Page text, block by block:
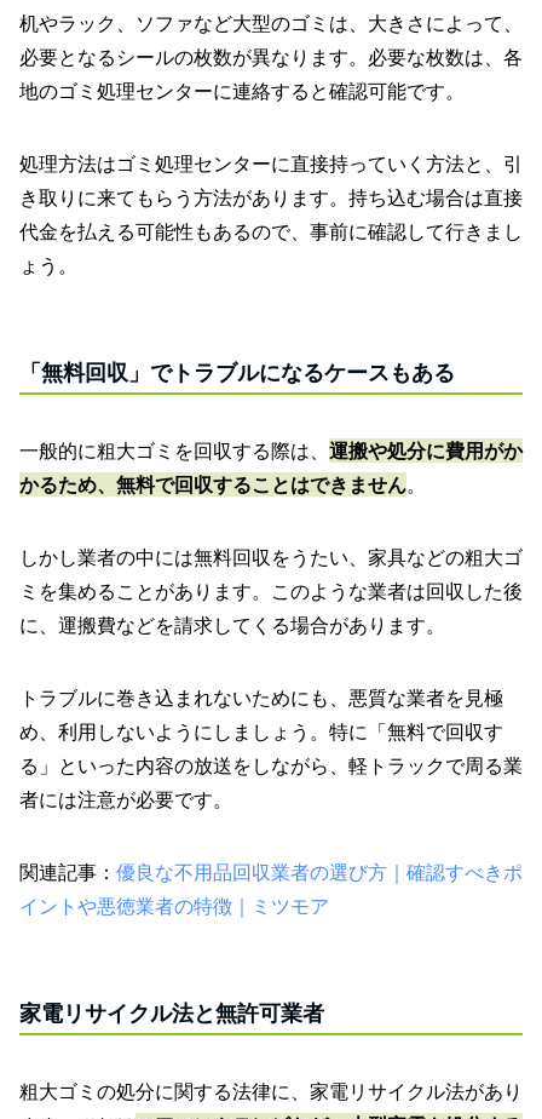
机やラック、ソファなど大型のゴミは、大きさによって、
必要となるシールの枚数が異なります。必要な枚数は、各
地のゴミ処理センターに連絡すると確認可能です。
処理方法はゴミ処理センターに直接持っていく方法と、引
き取りに来てもらう方法があります。持ち込む場合は直接
代金を払える可能性もあるので、事前に確認して行きまし
ょう。
「無料回収」でトラブルになるケースもある
一般的に粗大ゴミを回収する際は、 運搬や処分に費用がか
かるため、無料で回収することはできません。
しかし業者の中には無料回収をうたい、家具などの粗大ゴ
ミを集めることがあります。このような業者は回収した後
に、運搬費などを請求してくる場合があります。
トラブルに巻き込まれないためにも、悪質な業者を見極
め、利用しないようにしましょう。特に「無料で回収す
る」といった内容の放送をしながら、軽トラックで周る業
者には注意が必要です。
関連記事： 優良な不用品回収業者の選び方｜確認すべきポ
イントや悪徳業者の特徴｜ミツモア
家電リサイクル法と無許可業者
粗大ゴミの処分に関する法律に、家電リサイクル法があり